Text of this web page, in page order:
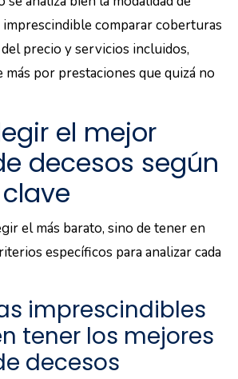
imprescindible comparar coberturas
precio y servicios incluidos,
más por prestaciones que quizá no
el mejor
decesos según
el más barato, sino de tener en
específicos para analizar cada
imprescindibles
tener los mejores
decesos